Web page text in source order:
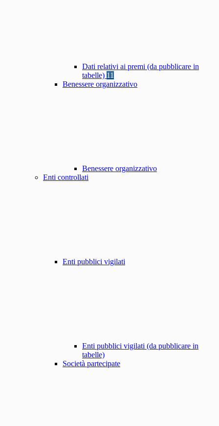
Dati relativi ai premi (da pubblicare in
tabelle) 11
Benessere organizzativo
Benessere organizzativo
Enti controllati
Enti pubblici vigilati
Enti pubblici vigilati (da pubblicare in
tabelle)
Società partecipate